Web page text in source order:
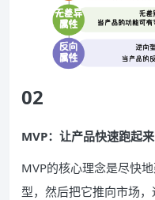
02
MVP：让产品快速跑起
MVP的核心理念是尽快
型，然后把它推向市场